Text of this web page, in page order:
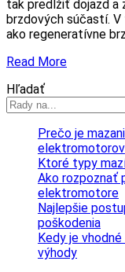
tak predĺžiť dojazd a
brzdových súčastí.
ako regeneratívne
Read More
Hľadať
Prečo je
elektromotorov
Ktoré typy
Ako rozpoznať
elektromotore
Najlepšie
poškodenia
Kedy je
výhody